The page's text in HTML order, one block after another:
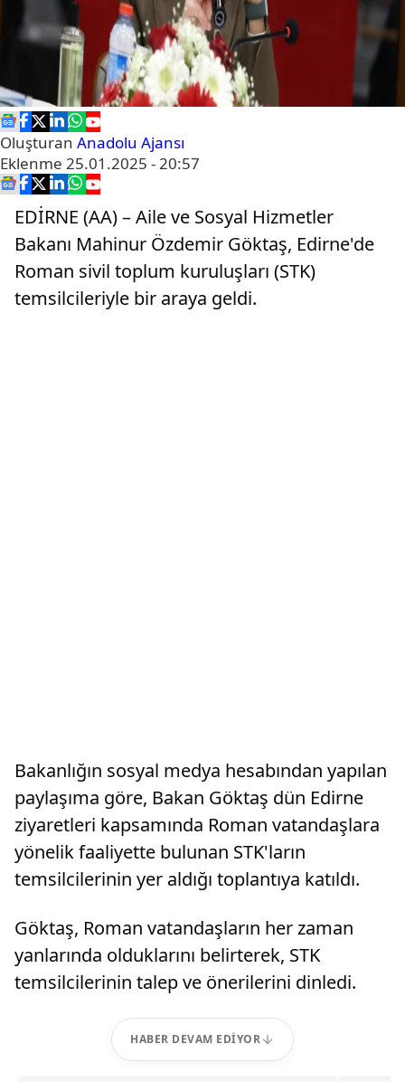
Oluşturan Anadolu Ajansı
Eklenme 25.01.2025 - 20:57
EDİRNE (AA) – Aile ve Sosyal Hizmetler
Bakanı Mahinur Özdemir Göktaş, Edirne'de
Roman sivil toplum kuruluşları (STK)
temsilcileriyle bir araya geldi.
Bakanlığın sosyal medya hesabından yapılan
paylaşıma göre, Bakan Göktaş dün Edirne
ziyaretleri kapsamında Roman vatandaşlara
yönelik faaliyette bulunan STK'ların
temsilcilerinin yer aldığı toplantıya katıldı.
Göktaş, Roman vatandaşların her zaman
yanlarında olduklarını belirterek, STK
temsilcilerinin talep ve önerilerini dinledi.
HABER DEVAM EDIYOR